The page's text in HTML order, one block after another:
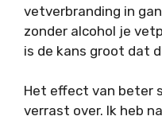
vetverbranding in
zonder alcohol je
is de kans groot dat
Het effect van beter
verrast over. Ik heb